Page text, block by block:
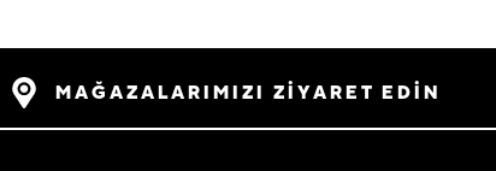
MAĞAZALARIMIZI ZİYARET EDİN